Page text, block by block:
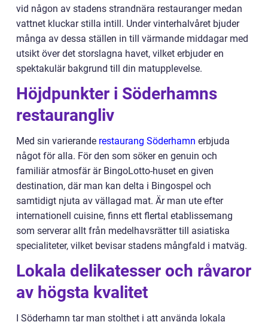
vid någon av stadens strandnära restauranger medan
vattnet kluckar stilla intill. Under vinterhalvåret bjuder
många av dessa ställen in till värmande middagar med
utsikt över det storslagna havet, vilket erbjuder en
spektakulär bakgrund till din matupplevelse.
Höjdpunkter i Söderhamns
restaurangliv
Med sin varierande restaurang Söderhamn erbjuda
något för alla. För den som söker en genuin och
familiär atmosfär är BingoLotto-huset en given
destination, där man kan delta i Bingospel och
samtidigt njuta av vällagad mat. Är man ute efter
internationell cuisine, finns ett flertal etablissemang
som serverar allt från medelhavsrätter till asiatiska
specialiteter, vilket bevisar stadens mångfald i matväg.
Lokala delikatesser och råvaror
av högsta kvalitet
I Söderhamn tar man stolthet i att använda lokala